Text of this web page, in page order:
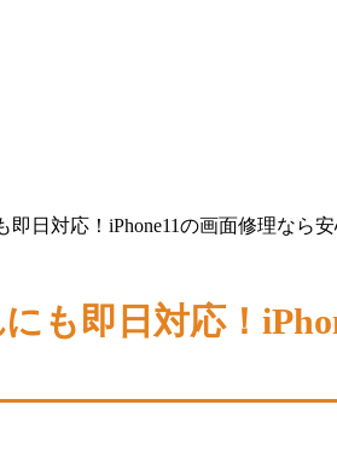
日対応！iPhone11の画面修理なら安
も即日対応！